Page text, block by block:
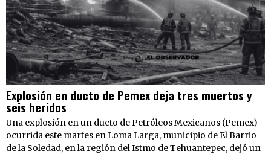
Explosión en ducto de Pemex deja tres muertos y
seis heridos
Una explosión en un ducto de Petróleos Mexicanos (Pemex)
ocurrida este martes en Loma Larga, municipio de El Barrio
de la Soledad, en la región del Istmo de Tehuantepec, dejó un